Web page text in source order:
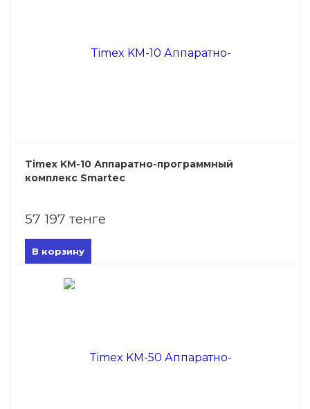
Timex KM-10 Аппаратно-программный
комплекс Smartec
57 197 тенге
В корзину